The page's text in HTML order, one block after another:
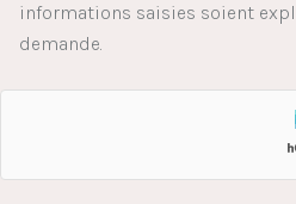
informations saisies soient
demande.